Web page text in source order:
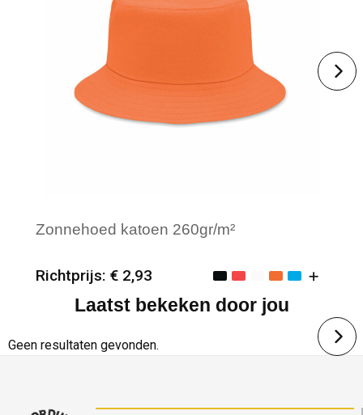
Zonnehoed katoen 260gr/m²
Richtprijs: € 2,93
Minimale afname: 25
Laatst bekeken door jou
Geen resultaten gevonden.